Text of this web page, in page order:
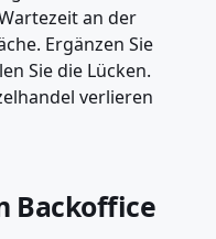
an der
Ergänzen Sie
Sie die Lücken.
verlieren
Backoffice